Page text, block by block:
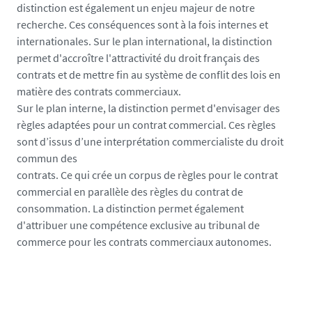
distinction est également un enjeu majeur de notre
recherche. Ces conséquences sont à la fois internes et
internationales. Sur le plan international, la distinction
permet d'accroître l'attractivité du droit français des
contrats et de mettre fin au système de conflit des lois en
matière des contrats commerciaux.
Sur le plan interne, la distinction permet d'envisager des
règles adaptées pour un contrat commercial. Ces règles
sont d’issus d’une interprétation commercialiste du droit
commun des
contrats. Ce qui crée un corpus de règles pour le contrat
commercial en parallèle des règles du contrat de
consommation. La distinction permet également
d'attribuer une compétence exclusive au tribunal de
commerce pour les contrats commerciaux autonomes.